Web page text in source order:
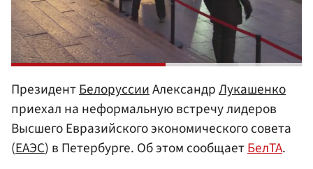
ПрезидентБелоруссииАлександрЛукашенко
приехал на неформальную встречу лидеров
Высшего Евразийского экономического совета
(ЕАЭС) в Петербурге. Об этом сообщаетБелТА.